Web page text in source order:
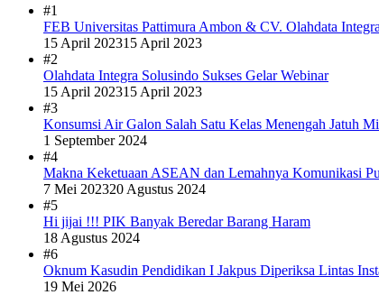
#1
FEB Universitas Pattimura Ambon & CV. Olahdata
15 April 202315 April 2023
#2
Olahdata Integra Solusindo Sukses Gelar Webinar
15 April 202315 April 2023
#3
Konsumsi Air Galon Salah Satu Kelas Menengah Jatuh
1 September 2024
#4
Makna Keketuaan ASEAN dan Lemahnya Komunikasi
7 Mei 202320 Agustus 2024
#5
Hi jijai !!! PIK Banyak Beredar Barang Haram
18 Agustus 2024
#6
Oknum Kasudin Pendidikan I Jakpus Diperiksa Lintas
19 Mei 2026